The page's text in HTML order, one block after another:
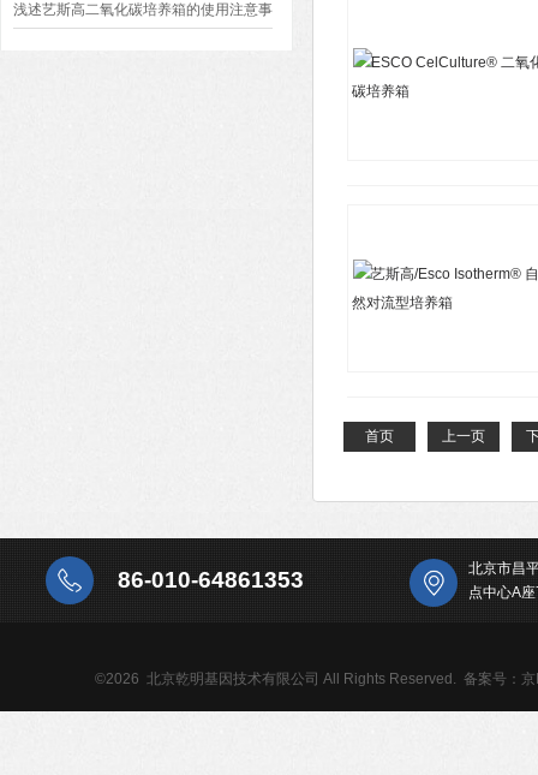
浅述艺斯高二氧化碳培养箱的使用注意事
首页 上一页
86-010-64861353
北京市昌
点中心A
©2026 北京乾明基因技术有限公司 All Rights Reserved.备案号：